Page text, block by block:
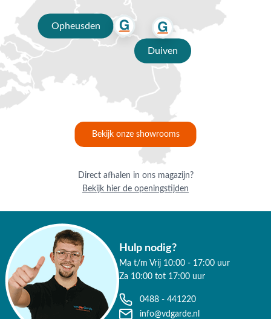
Opheusden
Duiven
Bekijk onze showrooms
Direct afhalen in ons magazijn?
Bekijk hier de openingstijden
Hulp nodig?
Ma t/m Vrij 10:00 - 17:00 uur
Za 10:00 tot 17:00 uur
0488 - 441220
info@vdgarde.nl